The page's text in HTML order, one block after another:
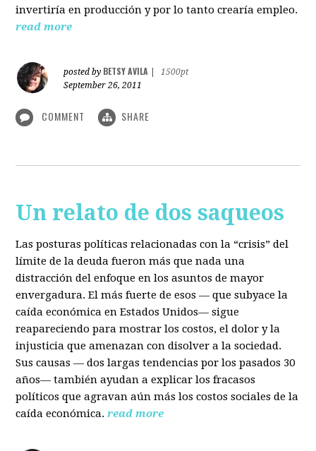
invertiría en producción y por lo tanto crearía empleo.
read more
posted by BETSY AVILA
1500pt
September 26, 2011
COMMENT SHARE
Un relato de dos saqueos
Las posturas políticas relacionadas con la “crisis” del
límite de la deuda fueron más que nada una
distracción del enfoque en los asuntos de mayor
envergadura. El más fuerte de esos — que subyace la
caída económica en Estados Unidos— sigue
reapareciendo para mostrar los costos, el dolor y la
injusticia que amenazan con disolver a la sociedad.
Sus causas — dos largas tendencias por los pasados 30
años— también ayudan a explicar los fracasos
políticos que agravan aún más los costos sociales de la
caída económica. read more